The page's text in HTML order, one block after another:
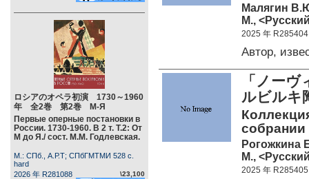
ロシアのオペラ初演 1730～1960
年 全2巻 第2巻 М-Я
Первые оперные постановки в
России. 1730-1960. В 2 т. Т.2: От
М до Я./ сост. М.М. Годлевская.
М.: СПб., А.Р.Т; СПбГМТМИ 528 c.
hard
2026 年 R281088
\23,100
Малягин
М.,
2025 年 R285404
Автор,
「ノー
ルビルキ
Рогожкина
М.,
2025 年 R285405